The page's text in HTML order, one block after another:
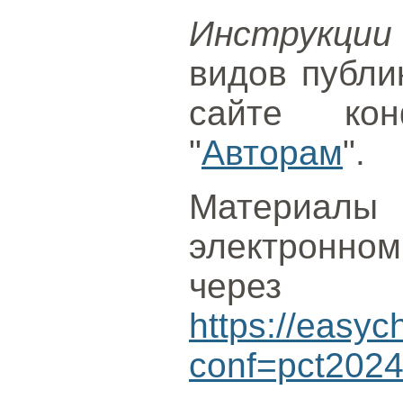
видов
сайте
"Авторам".
через
https://
conf=pct2024